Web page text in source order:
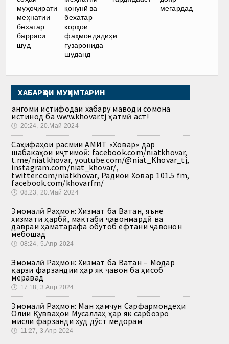
муҳоҷирати
меҳнатии
бехатар
баррасӣ
шуд
қонунӣ ва
бехатар
корҳои
фаҳмондадиҳӣ
гузаронида
шуданд
мегардад
ХАБАРҲОИ МУҲИМТАРИН
Ҳангоми истифодаи хабару маводи сомона
истинод ба www.khovar.tj ҳатмӣ аст!
🕔 20:24, 20.Май 2024
Саҳифаҳои расмии АМИТ «Ховар» дар
шабакаҳои иҷтимоӣ: facebook.com/niatkhovar,
t.me/niatkhovar, youtube.com/@niat_Khovar_tj,
instagram.com/niat_khovar/,
twitter.com/niatkhovar, Радиои Ховар 101.5 fm,
facebook.com/khovarfm/
🕔 08:23, 20.Май 2024
Эмомалӣ Раҳмон: Хизмат ба Ватан, яъне
хизмати ҳарбӣ, мактаби ҷавонмардӣ ва
давраи ҳаматарафа обутоб ёфтани ҷавонон
мебошад
🕔 08:24, 5.Апр 2024
Эмомалӣ Раҳмон: Хизмат ба Ватан – Модар
қарзи фарзандии ҳар як ҷавон ба ҳисоб
меравад
🕔 17:18, 3.Апр 2024
Эмомалӣ Раҳмон: Ман ҳамчун Сарфармондеҳи
Олии Қувваҳои Мусаллаҳ ҳар як сарбозро
мисли фарзанди худ дӯст медорам
🕔 11:27, 3.Апр 2024